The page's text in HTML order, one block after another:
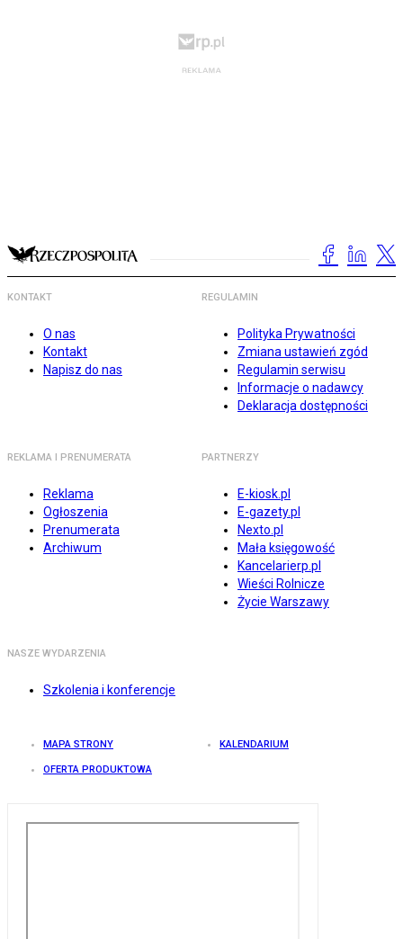
KONTAKT
O nas
Kontakt
Napisz do nas
REGULAMIN
Polityka Prywatności
Zmiana ustawień zgód
Regulamin serwisu
Informacje o nadawcy
Deklaracja dostępności
REKLAMA I PRENUMERATA
Reklama
Ogłoszenia
Prenumerata
Archiwum
PARTNERZY
E-kiosk.pl
E-gazety.pl
Nexto.pl
Mała księgowość
Kancelarierp.pl
Wieści Rolnicze
Życie Warszawy
NASZE WYDARZENIA
Szkolenia i konferencje
MAPA STRONY KALENDARIUM
OFERTA PRODUKTOWA